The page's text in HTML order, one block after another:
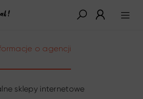
o agencji
sklepy internetowe